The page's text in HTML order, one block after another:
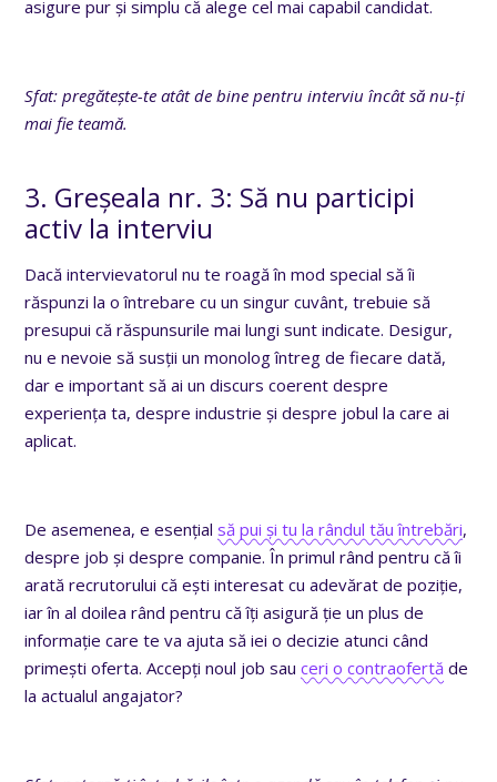
asigure pur și simplu că alege cel mai capabil candidat.
Sfat: pregătește-te atât de bine pentru interviu încât să nu-ți
mai fie teamă.
3. Greșeala nr. 3: Să nu participi
activ la interviu
Dacă intervievatorul nu te roagă în mod special să îi
răspunzi la o întrebare cu un singur cuvânt, trebuie să
presupui că răspunsurile mai lungi sunt indicate. Desigur,
nu e nevoie să susții un monolog întreg de fiecare dată,
dar e important să ai un discurs coerent despre
experiența ta, despre industrie și despre jobul la care ai
aplicat.
De asemenea, e esențialsă pui și tu la rândul tău întrebări,
despre job și despre companie. În primul rând pentru că îi
arată recrutorului că ești interesat cu adevărat de poziție,
iar în al doilea rând pentru că îți asigură ție un plus de
informație care te va ajuta să iei o decizie atunci când
primești oferta. Accepți noul job sauceri o contraofertă de
la actualul angajator?